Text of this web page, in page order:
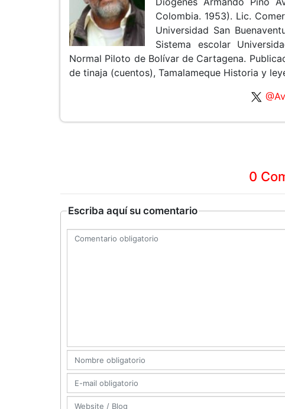
Colombia. 1953). Lic.
Universidad San
Sistema escolar
Normal Piloto de Bolívar de Cartagena.
de tinaja (cuentos), Tamalameque Historia y
0
Escriba aquí su comentario